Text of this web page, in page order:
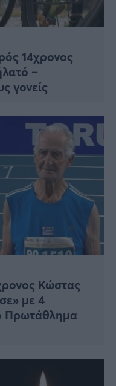
14χρονος
–
γονείς
Κώστας
με 4
Πρωτάθλημα